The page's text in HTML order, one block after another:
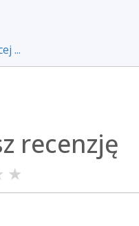
...
recenzję
★